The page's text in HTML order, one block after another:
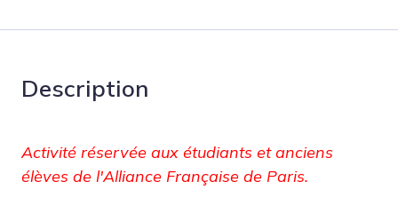
Description
Activité réservée aux étudiants et anciens
élèves de l'Alliance Française de Paris.